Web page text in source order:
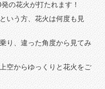
の花火が打たれます！
いう方、花火は何度も見
り、違った角度から見てみ
空からゆっくりと花火をご